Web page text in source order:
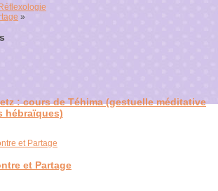
»
: cours de Téhima (gestuelle méditative
hébraïques)
et Partage